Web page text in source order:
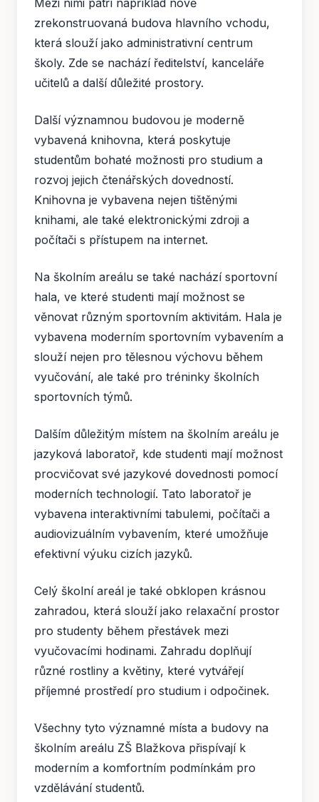
zrekonstruovaná budova hlavního vchodu,
která slouží jako administrativní centrum
školy. Zde se nachází ředitelství, kanceláře
učitelů a další důležité prostory.
Další významnou budovou je moderně
vybavená knihovna, která poskytuje
studentům bohaté možnosti pro studium a
rozvoj jejich čtenářských dovedností.
Knihovna je vybavena nejen tištěnými
knihami, ale také elektronickými zdroji a
počítači s přístupem na internet.
Na školním areálu se také nachází sportovní
hala, ve které studenti mají možnost se
věnovat různým sportovním aktivitám. Hala je
vybavena moderním sportovním vybavením a
slouží nejen pro tělesnou výchovu během
vyučování, ale také pro tréninky školních
sportovních týmů.
Dalším důležitým místem na školním areálu je
jazyková laboratoř, kde studenti mají možnost
procvičovat své jazykové dovednosti pomocí
moderních technologií. Tato laboratoř je
vybavena interaktivními tabulemi, počítači a
audiovizuálním vybavením, které umožňuje
efektivní výuku cizích jazyků.
Celý školní areál je také obklopen krásnou
zahradou, která slouží jako relaxační prostor
pro studenty během přestávek mezi
vyučovacími hodinami. Zahradu doplňují
různé rostliny a květiny, které vytvářejí
příjemné prostředí pro studium i odpočinek.
Všechny tyto významné místa a budovy na
školním areálu ZŠ Blažkova přispívají k
moderním a komfortním podmínkám pro
vzdělávání studentů.